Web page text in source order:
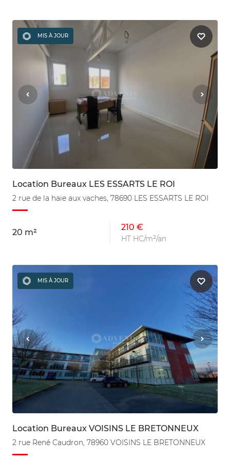
MIS À JOUR
Location Bureaux LES ESSARTS LE ROI
2 rue de la haie aux vaches, 78690 LES ESSARTS LE ROI
20 m²
210 €
HT HC/m²/an
MIS À JOUR
Location Bureaux VOISINS LE BRETONNEUX
2 rue René Caudron, 78960 VOISINS LE BRETONNEUX